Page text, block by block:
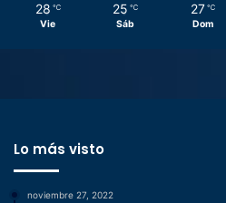
28 ℃
Vie
25 ℃
Sáb
27 ℃
Dom
Lo más visto
noviembre 27, 2022